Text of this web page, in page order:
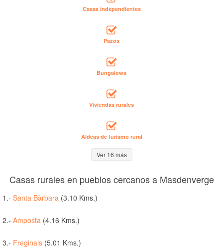
Casas independientes
Pazos
Bungalows
Viviendas rurales
Aldeas de turismo rural
Ver 16 más
Casas rurales en pueblos cercanos a Masdenverge
1.- Santa Bàrbara (3.10 Kms.)
2.- Amposta (4.16 Kms.)
3.- Freginals (5.01 Kms.)